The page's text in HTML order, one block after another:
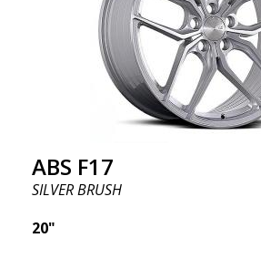
ABS F17
SILVER BRUSH
20"